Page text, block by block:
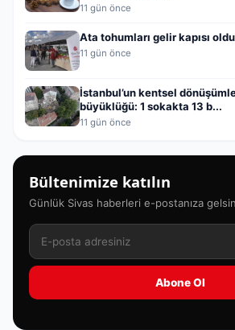
11 gün önce
Ata tohumları gelir kapısı oldu
11 gün önce
İstanbul’un kentsel
büyüklüğü: 1 sokakta 13 b...
11 gün önce
Bültenimize katılın
Günlük Sivas haberleri e-postanıza
Abone Ol